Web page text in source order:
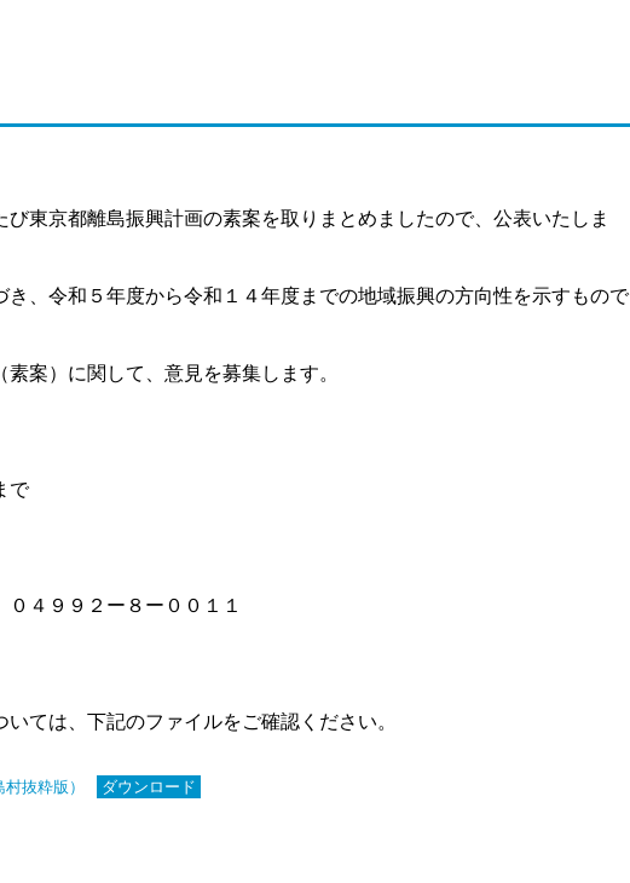
東京都離島振興計画の素案を取りまとめましたので、公表いたしま
き、令和５年度から令和１４年度までの地域振興の方向性を示すもので
案）に関して、意見を募集します。
で
９９２ー８ー００１１
ては、下記のファイルをご確認ください。
抜粋版）
ダウンロード